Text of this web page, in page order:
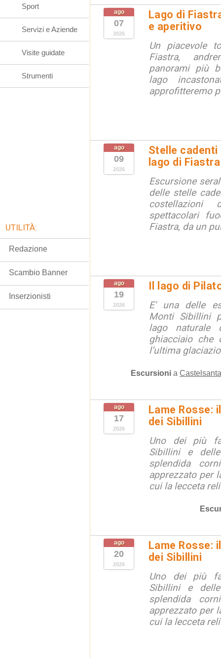
ago
07
2026
Lago di
e aperitivo
Un piacevole
Fiastra,
panorami più
lago
approfitteremo
ago
09
2026
Stelle
lago di Fiastra
Escursione
delle stelle
spettacolari
Fiastra, da un
ago
19
2026
Il lago di
E' una delle
Monti Sibillini
lago naturale
ghiacciaio che
l’ultima
Escursioni a
ago
17
2026
Lame Rosse:
dei Sibillini
Uno dei più
Sibillini e
splendida
apprezzato per
cui la lecceta
ago
20
2026
Lame Rosse:
dei Sibillini
Uno dei più
Sibillini e
splendida
apprezzato per
cui la lecceta
Sport
Servizi e Aziende
Visite guidate
Strumenti
UTILITÀ:
Redazione
Scambio Banner
Inserzionisti